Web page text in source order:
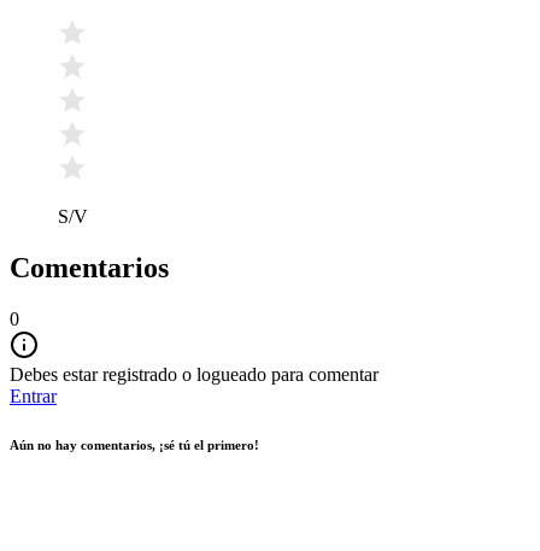
S/V
Comentarios
0
Debes estar registrado o logueado para comentar
Entrar
Aún no hay comentarios, ¡sé tú el primero!